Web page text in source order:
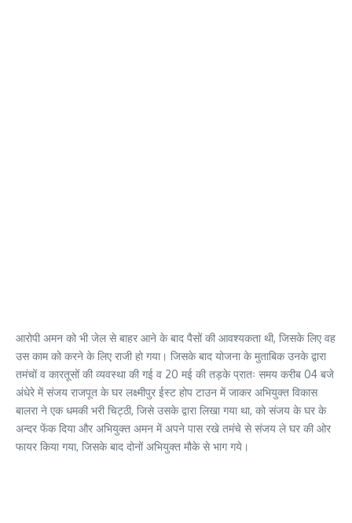
आरोपी अमन को भी जेल से बाहर आने के बाद पैसों की आवश्यकता थी, जिसके लिए वह
उस काम को करने के लिए राजी हो गया। जिसके बाद योजना के मुताबिक उनके द्वारा
तमंचों व कारतूसों की व्यवस्था की गई व 20 मई की तड़के प्रातः समय करीब 04 बजे
अंधेरे में संजय राजपूत के घर लक्ष्मीपुर ईस्ट होप टाउन में जाकर अभियुक्त विकास
बालरा ने एक धमकी भरी चिट्ठी, जिसे उसके द्वारा लिखा गया था, को संजय के घर के
अन्दर फेंक दिया और अभियुक्त अमन में अपने पास रखे तमंचे से संजय ले घर की ओर
फायर किया गया, जिसके बाद दोनों अभियुक्त मौके से भाग गये।